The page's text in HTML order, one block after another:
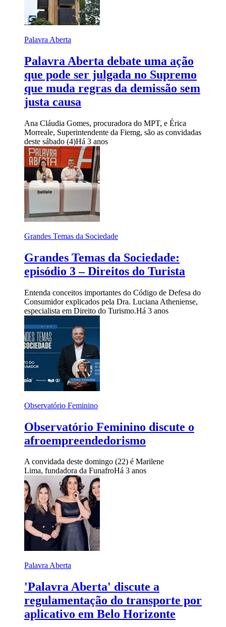
Palavra Aberta
Palavra Aberta debate uma ação
que pode ser julgada no Supremo
que muda regras da demissão sem
justa causa
Ana Cláudia Gomes, procuradora do MPT, e Érica
Morreale, Superintendente da Fiemg, são as convidadas
deste sábado (4)Há 3 anos
Grandes Temas da Sociedade
Grandes Temas da Sociedade:
episódio 3 – Direitos do Turista
Entenda conceitos importantes do Código de Defesa do
Consumidor explicados pela Dra. Luciana Atheniense,
especialista em Direito do Turismo.Há 3 anos
Observatório Feminino
Observatório Feminino discute o
afroempreendedorismo
A convidada deste domingo (22) é Marilene
Lima, fundadora da FunafroHá 3 anos
Palavra Aberta
'Palavra Aberta' discute a
regulamentação do transporte por
aplicativo em Belo Horizonte